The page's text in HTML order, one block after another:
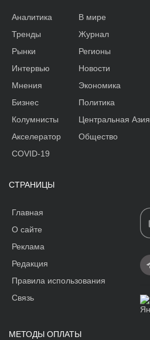
Аналитика
Тренды
Рынки
Интервью
Мнения
Бизнес
Колумнисты
Акселератор
В мире
Журнал
Регионы
Новости
Экономика
Политика
Центральная Азия
Общество
COVID-19
СТРАНИЦЫ
Главная
О сайте
Реклама
Редакция
Правила использования
Связь
МЕТОДЫ ОПЛАТЫ